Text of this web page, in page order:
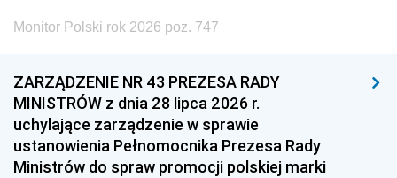
Monitor Polski rok 2026 poz. 747
ZARZĄDZENIE NR 43 PREZESA RADY
MINISTRÓW z dnia 28 lipca 2026 r.
uchylające zarządzenie w sprawie
ustanowienia Pełnomocnika Prezesa Rady
Ministrów do spraw promocji polskiej marki